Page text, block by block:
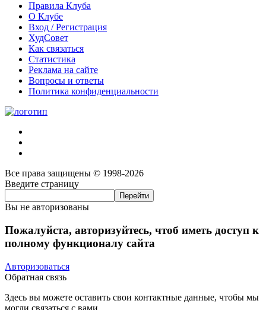
Правила Клуба
О Клубе
Вход / Регистрация
ХудСовет
Как связаться
Статистика
Реклама на сайте
Вопросы и ответы
Политика конфиденциальности
Все права защищены © 1998-2026
Введите страницу
Вы не авторизованы
Пожалуйста, авторизуйтесь, чтоб иметь доступ к
полному функционалу сайта
Авторизоваться
Обратная связь
Здесь вы можете оставить свои контактные данные, чтобы мы
могли связаться с вами.